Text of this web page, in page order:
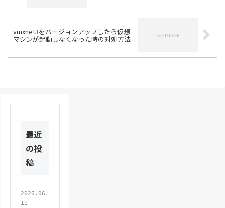
vmxnet3をバージョンアップしたら仮想
マシンが起動しなくなった時の対処方法
最近
の投
稿
2026.06.
11